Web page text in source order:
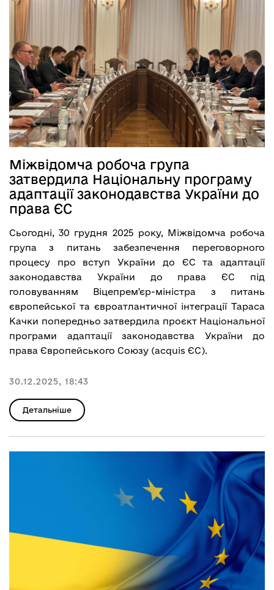
Міжвідомча робоча група
затвердила Національну програму
адаптації законодавства України до
права ЄС
Сьогодні, 30 грудня 2025 року, Міжвідомча робоча
група з питань забезпечення переговорного
процесу про вступ України до ЄС та адаптації
законодавства України до права ЄС під
головуванням Віцепремʼєр-міністра з питань
європейської та євроатлантичної інтеграції Тараса
Качки попередньо затвердила проєкт Національної
програми адаптації законодавства України до
права Європейського Союзу (acquis ЄС).
30.12.2025, 18:43
Детальніше